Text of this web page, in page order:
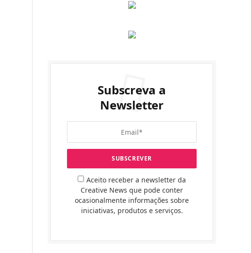
Subscreva a
Newsletter
Aceito receber a newsletter da
Creative News que pode conter
ocasionalmente informações sobre
iniciativas, produtos e serviços.